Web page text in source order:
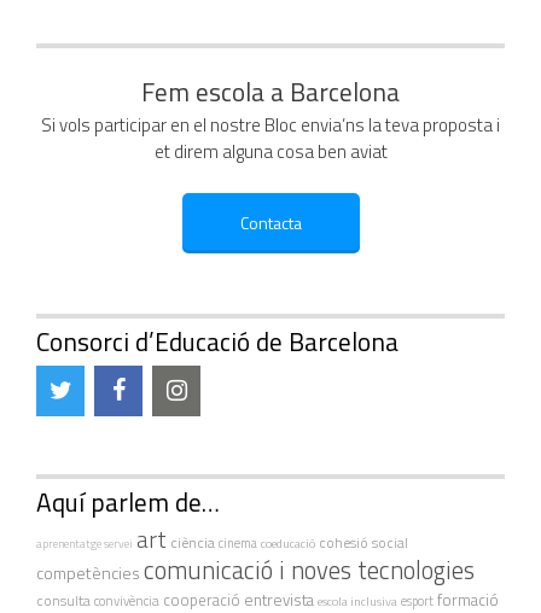
Fem escola a Barcelona
Si vols participar en el nostre Bloc envia’ns la teva proposta i
et direm alguna cosa ben aviat
Consorci d’Educació de Barcelona
Aquí parlem de…
aprenentatge servei art ciènciacinemacoeducació cohesió social
competènciescomunicació i noves tecnologies
consultaconvivència cooperació entrevistaescola inclusivaesportformació